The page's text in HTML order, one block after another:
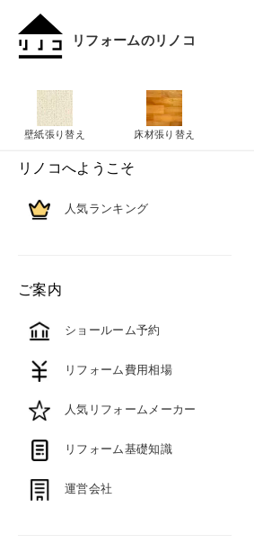
リフォームのリノコ
壁紙張り替え 床材張り替え
リノコへようこそ
人気ランキング
ご案内
ショールーム予約
リフォーム費用相場
人気リフォームメーカー
リフォーム基礎知識
運営会社